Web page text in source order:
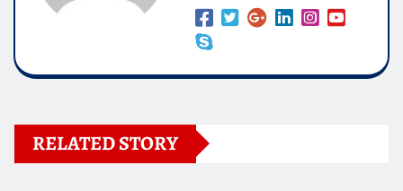
RELATED STORY